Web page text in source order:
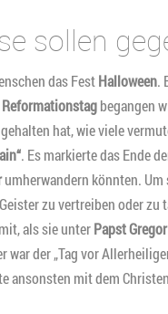
sollen
das FestHalloween.
Reformationstagbegangen
hat, wie viele
. Es markierte das Ende
umherwandern könnten. Um
zu vertreiben oder zu
als sie unterPapst
war der „Tag vor
ansonsten mit dem